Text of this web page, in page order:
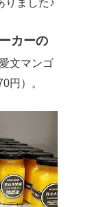
カーの
文マンゴ
円）。